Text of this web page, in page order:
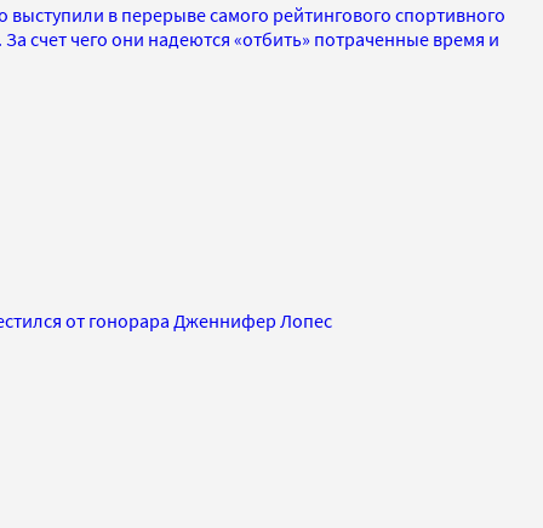
в перерыве самого рейтингового спортивного
счет чего они надеются «отбить» потраченные время и
от гонорара Дженнифер Лопес